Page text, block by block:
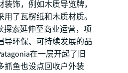
饰，例如木质导览牌，
了瓦楞纸和木质材质。
探索延伸至商业运营，项
导环保、可持续发展的品
在一层开起了旧
抓鱼也设点回收户外装